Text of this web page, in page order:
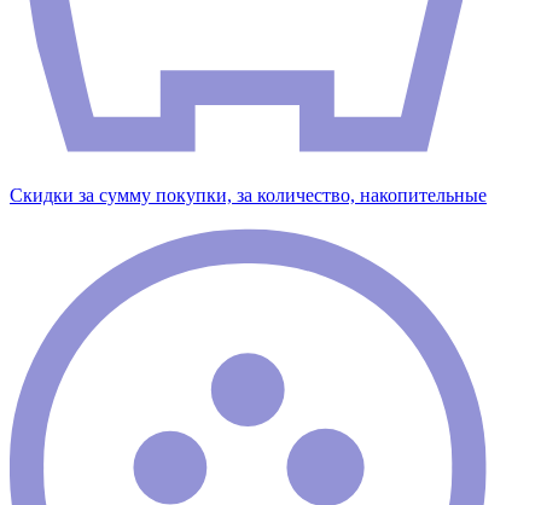
Скидки за сумму покупки, за количество, накопительные